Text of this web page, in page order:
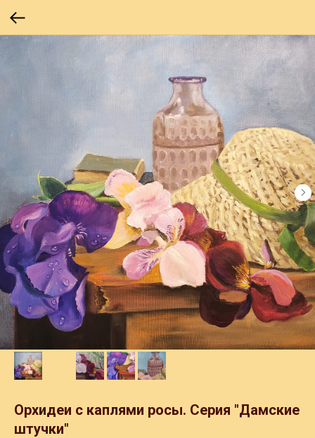
Орхидеи с каплями росы. Серия "Дамские
штучки"